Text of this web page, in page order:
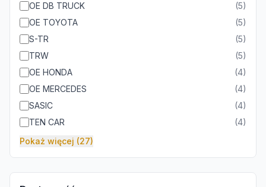
OE DB TRUCK
(5)
OE TOYOTA
(5)
S-TR
(5)
TRW
(5)
OE HONDA
(4)
OE MERCEDES
(4)
SASIC
(4)
TEN CAR
(4)
Pokaż więcej (27)